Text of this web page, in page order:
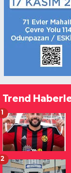
Trend
1
2